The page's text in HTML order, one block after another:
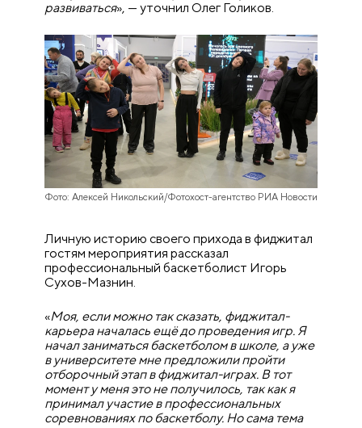
развиваться», — уточнил Олег Голиков.
Фото: Алексей Никольский/Фотохост-агентство РИА Новости
Личную историю своего прихода в фиджитал
гостям мероприятия рассказал
профессиональный баскетболист Игорь
Сухов-Мазнин.
«Моя, если можно так сказать, фиджитал-
карьера началась ещё до проведения игр. Я
начал заниматься баскетболом в школе, а уже
в университете мне предложили пройти
отборочный этап в фиджитал-играх. В тот
момент у меня это не получилось, так как я
принимал участие в профессиональных
соревнованиях по баскетболу. Но сама тема